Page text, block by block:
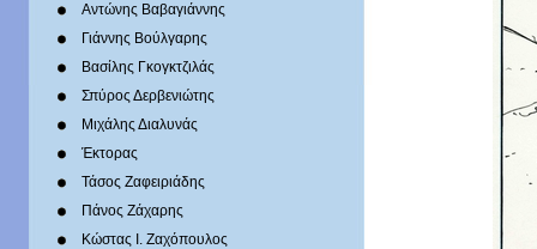
Αντώνης Βαβαγιάννης
Γιάννης Βούλγαρης
Βασίλης Γκογκτζιλάς
Σπύρος Δερβενιώτης
Mιχάλης Διαλυνάς
Έκτορας
Τάσος Ζαφειριάδης
Πάνος Ζάχαρης
Κώστας Ι. Ζαχόπουλoς